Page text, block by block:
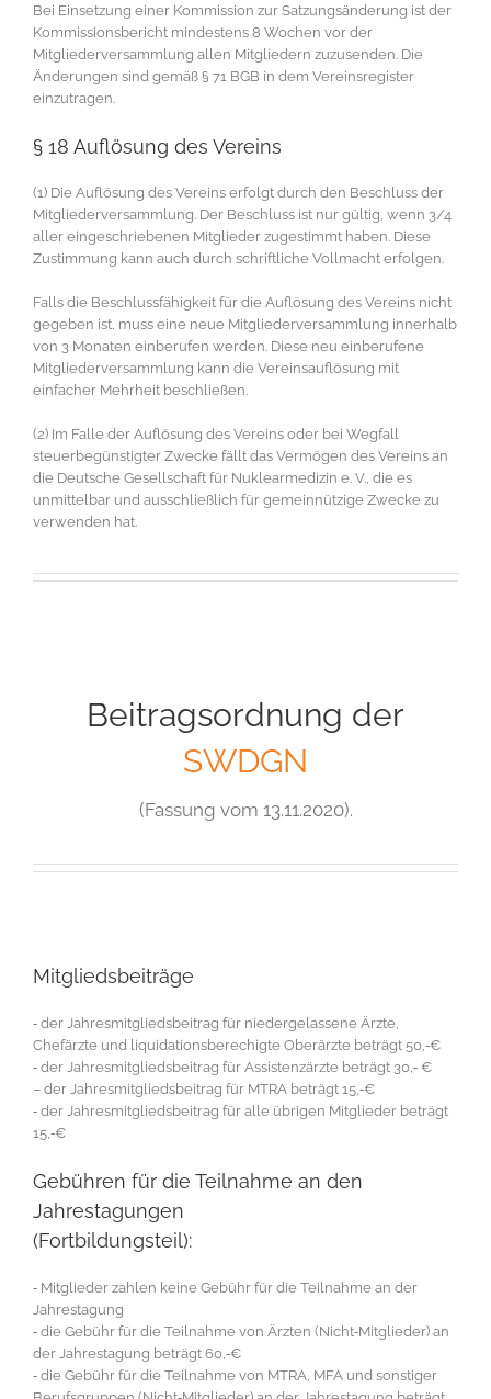
Bei Einsetzung einer Kommission zur Satzungsänderung ist der
Kommissionsbericht mindestens 8 Wochen vor der
Mitgliederversammlung allen Mitgliedern zuzusenden. Die
Änderungen sind gemäß § 71 BGB in dem Vereinsregister
einzutragen.
§ 18 Auflösung des Vereins
(1) Die Auflösung des Vereins erfolgt durch den Beschluss der
Mitgliederversammlung. Der Beschluss ist nur gültig, wenn 3/4
aller eingeschriebenen Mitglieder zugestimmt haben. Diese
Zustimmung kann auch durch schriftliche Vollmacht erfolgen.
Falls die Beschlussfähigkeit für die Auflösung des Vereins nicht
gegeben ist, muss eine neue Mitgliederversammlung innerhalb
von 3 Monaten einberufen werden. Diese neu einberufene
Mitgliederversammlung kann die Vereinsauflösung mit
einfacher Mehrheit beschließen.
(2) Im Falle der Auflösung des Vereins oder bei Wegfall
steuerbegünstigter Zwecke fällt das Vermögen des Vereins an
die Deutsche Gesellschaft für Nuklearmedizin e. V., die es
unmittelbar und ausschließlich für gemeinnützige Zwecke zu
verwenden hat.
Beitragsordnung der
SWDGN
(Fassung vom 13.11.2020).
Mitgliedsbeiträge
‐ der Jahresmitgliedsbeitrag für niedergelassene Ärzte,
Chefärzte und liquidationsberechigte Oberärzte beträgt 50,‐€
‐ der Jahresmitgliedsbeitrag für Assistenzärzte beträgt 30,‐ €
– der Jahresmitgliedsbeitrag für MTRA beträgt 15,‐€
‐ der Jahresmitgliedsbeitrag für alle übrigen Mitglieder beträgt
15,‐€
Gebühren für die Teilnahme an den
Jahrestagungen
(Fortbildungsteil):
‐ Mitglieder zahlen keine Gebühr für die Teilnahme an der
Jahrestagung
‐ die Gebühr für die Teilnahme von Ärzten (Nicht‐Mitglieder) an
der Jahrestagung beträgt 60,‐€
‐ die Gebühr für die Teilnahme von MTRA, MFA und sonstiger